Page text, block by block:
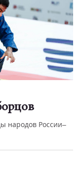
народов России–